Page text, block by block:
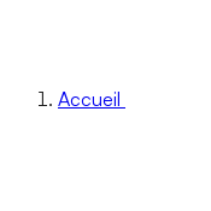
Accueil